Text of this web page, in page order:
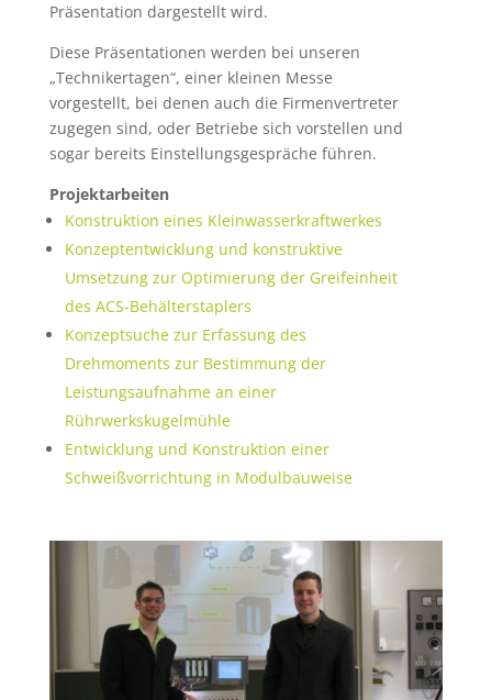
Präsentation dargestellt wird.
Diese Präsentationen werden bei unseren
„Technikertagen“, einer kleinen Messe
vorgestellt, bei denen auch die Firmenvertreter
zugegen sind, oder Betriebe sich vorstellen und
sogar bereits Einstellungsgespräche führen.
Projektarbeiten
Konstruktion eines Kleinwasserkraftwerkes
Konzeptentwicklung und konstruktive
Umsetzung zur Optimierung der Greifeinheit
des ACS-Behälterstaplers
Konzeptsuche zur Erfassung des
Drehmoments zur Bestimmung der
Leistungsaufnahme an einer
Rührwerkskugelmühle
Entwicklung und Konstruktion einer
Schweißvorrichtung in Modulbauweise